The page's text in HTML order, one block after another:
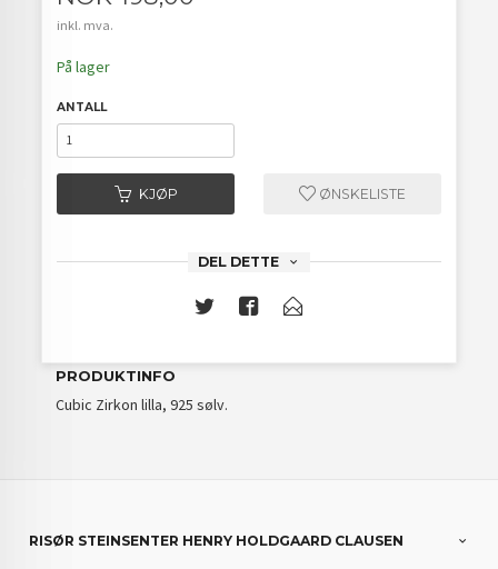
inkl. mva.
På lager
ANTALL
KJØP ØNSKELISTE
DEL DETTE
PRODUKTINFO
Cubic Zirkon lilla, 925 sølv.
RISØR STEINSENTER HENRY HOLDGAARD CLAUSEN